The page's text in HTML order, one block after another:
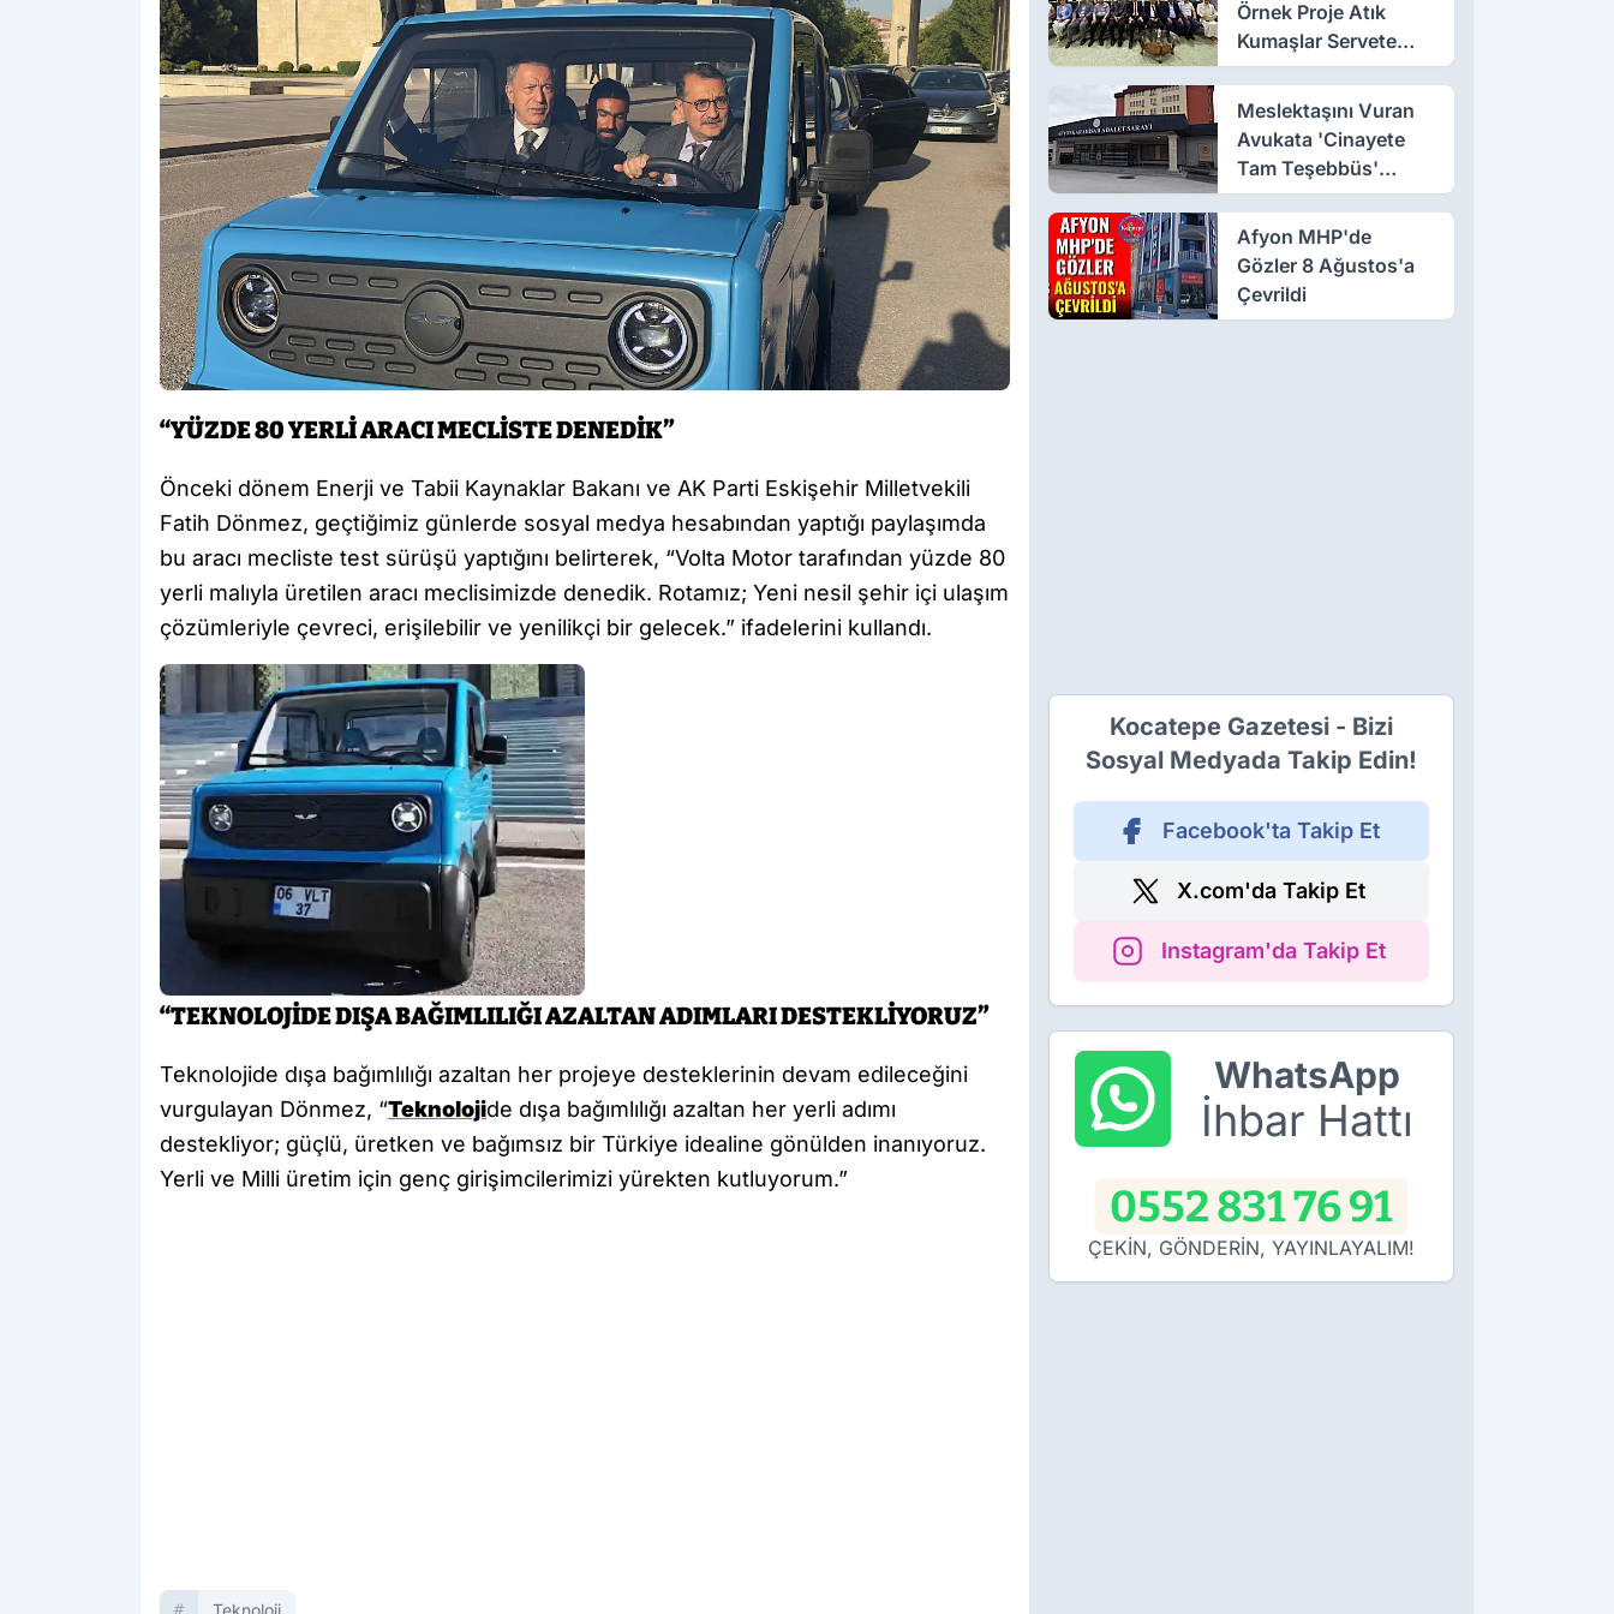
“YÜZDE 80 YERLİ ARACI MECLİSTE DENEDİK”
Önceki dönem Enerji ve Tabii Kaynaklar Bakanı ve AK Parti Eskişehir Milletvekili
Fatih Dönmez, geçtiğimiz günlerde sosyal medya hesabından yaptığı paylaşımda
bu aracı mecliste test sürüşü yaptığını belirterek, “Volta Motor tarafından yüzde 80
yerli malıyla üretilen aracı meclisimizde denedik. Rotamız; Yeni nesil şehir içi ulaşım
çözümleriyle çevreci, erişilebilir ve yenilikçi bir gelecek.” ifadelerini kullandı.
“TEKNOLOJİDE DIŞA BAĞIMLILIĞI AZALTAN ADIMLARI DESTEKLİYORUZ”
Teknolojide dışa bağımlılığı azaltan her projeye desteklerinin devam edileceğini
vurgulayan Dönmez, “Teknolojide dışa bağımlılığı azaltan her yerli adımı
destekliyor; güçlü, üretken ve bağımsız bir Türkiye idealine gönülden inanıyoruz.
Yerli ve Milli üretim için genç girişimcilerimizi yürekten kutluyorum.”
Örnek Proje Atık
Kumaşlar Servete
Dönüştü!
Meslektaşını Vuran
Avukata 'Cinayete
Tam Teşebbüs'
Suçlaması
Afyon MHP'de
Gözler 8 Ağustos'a
Çevrildi
Kocatepe Gazetesi - Bizi
Sosyal Medyada Takip Edin!
Facebook'ta Takip Et
X.com'da Takip Et
Instagram'da Takip Et
WhatsApp
İhbar Hattı
0552 831 76 91
ÇEKİN, GÖNDERİN, YAYINLAYALIM!